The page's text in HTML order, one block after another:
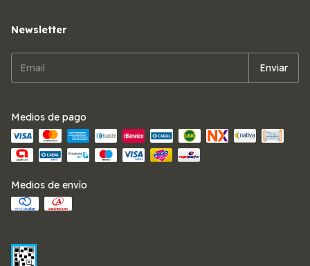
Newsletter
Medios de pago
Medios de envío